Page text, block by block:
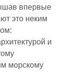
впервые
это неким
и
морскому